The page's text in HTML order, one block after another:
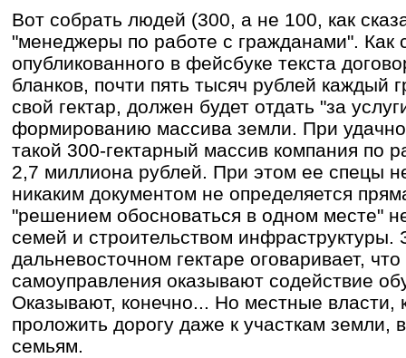
Вот собрать людей (300, а не 100, как
"менеджеры по работе с гражданами". Как
опубликованного в фейсбуке текста
бланков, почти пять тысяч рублей каждый
свой гектар, должен будет отдать "за
формированию массива земли. При
такой 300-гектарный массив компания по
2,7 миллиона рублей. При этом ее спецы
никаким документом не определяется
"решением обосноваться в одном месте"
семей и строительством инфраструктуры.
дальневосточном гектаре оговаривает,
самоуправления оказывают содействие
Оказывают, конечно... Но местные власти,
проложить дорогу даже к участкам
семьям.